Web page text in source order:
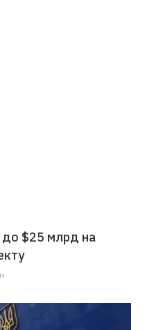
до $25 млрд на